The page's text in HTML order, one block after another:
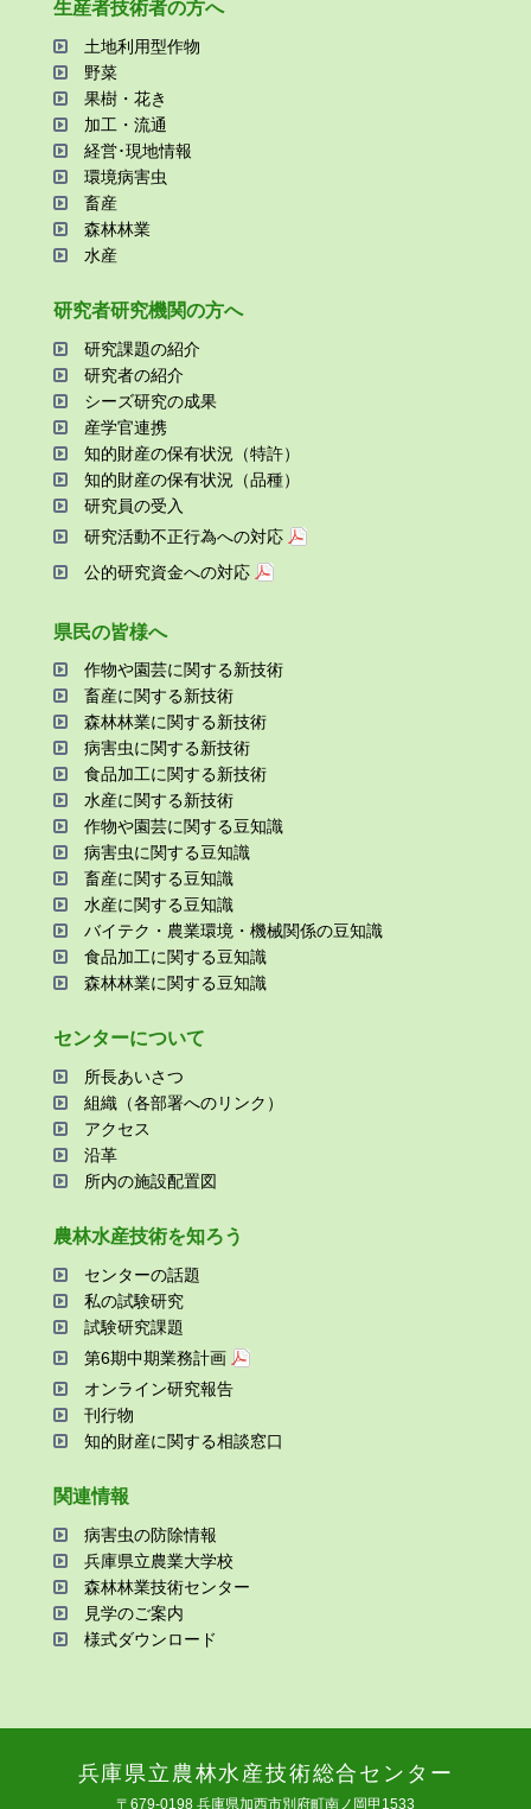
⽣産者技術者の⽅へ
⼟地利⽤型作物
野菜
果樹・花き
加⼯・流通
経営･現地情報
環境病害⾍
畜産
森林林業
⽔産
研究者研究機関の⽅へ
研究課題の紹介
研究者の紹介
シーズ研究の成果
産学官連携
知的財産の保有状況（特許）
知的財産の保有状況（品種）
研究員の受⼊
研究活動不正⾏為への対応
公的研究資金への対応
県⺠の皆様へ
作物や園芸に関する新技術
畜産に関する新技術
森林林業に関する新技術
病害⾍に関する新技術
⾷品加⼯に関する新技術
⽔産に関する新技術
作物や園芸に関する⾖知識
病害⾍に関する⾖知識
畜産に関する⾖知識
⽔産に関する⾖知識
バイテク・農業環境・機械関係の⾖知識
⾷品加⼯に関する⾖知識
森林林業に関する⾖知識
センターについて
所⻑あいさつ
組織（各部署へのリンク）
アクセス
沿⾰
所内の施設配置図
農林⽔産技術を知ろう
センターの話題
私の試験研究
試験研究課題
第6期中期業務計画
オンライン研究報告
刊⾏物
知的財産に関する相談窓⼝
関連情報
病害⾍の防除情報
兵庫県⽴農業⼤学校
森林林業技術センター
⾒学のご案内
様式ダウンロード
兵庫県⽴農林⽔産技術総合センター
〒679-0198 兵庫県加⻄市別府町南ノ岡甲1533